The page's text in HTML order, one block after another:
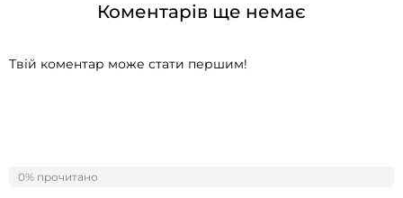
Коментарів ще немає
Твій коментар може стати першим!
0% прочитано
0%